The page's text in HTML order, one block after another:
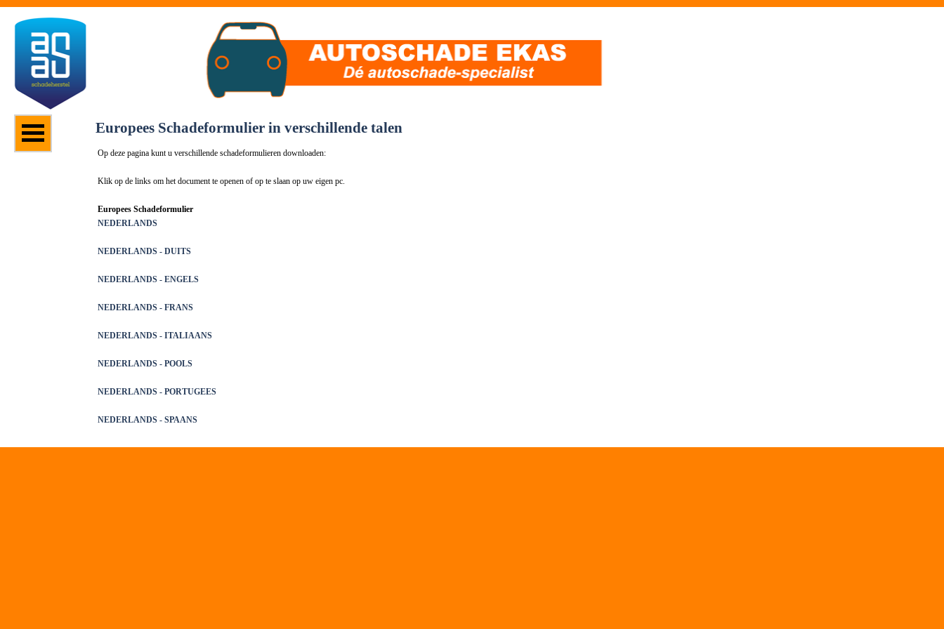
Europees Schadeformulier in verschillende talen
Op deze pagina kunt u verschillende schadeformulieren downloaden:
Klik op de links om het document te openen of op te slaan op uw eigen pc.
Europees Schadeformulier
NEDERLANDS
NEDERLANDS - DUITS
NEDERLANDS -ENGELS
NEDERLANDS -FRANS
NEDERLANDS -ITALIAANS
NEDERLANDS -POOLS
NEDERLANDS -PORTUGEES
NEDERLANDS -SPAANS